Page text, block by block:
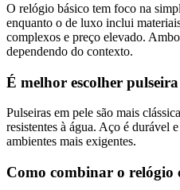
O relógio básico tem foco na
enquanto o de luxo inclui
complexos e preço elevado.
dependendo do contexto.
É melhor escolher
Pulseiras em pele são mais
resistentes à água. Aço é durável
ambientes mais exigentes.
Como combinar o relógio